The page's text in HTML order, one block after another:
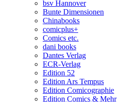
bsv Hannover
Bunte Dimensionen
Chinabooks
comicplus+
Comics etc.
dani books
Dantes Verlag
ECR-Verlag
Edition 52
Edition Ars Tempus
Edition Comicographie
Edition Comics & Mehr